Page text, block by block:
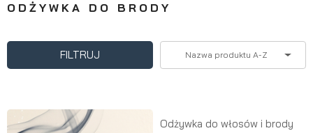
ODŻYWKA DO BRODY
FILTRUJ Nazwa produktu A-Z
Odżywka do włosów i brody